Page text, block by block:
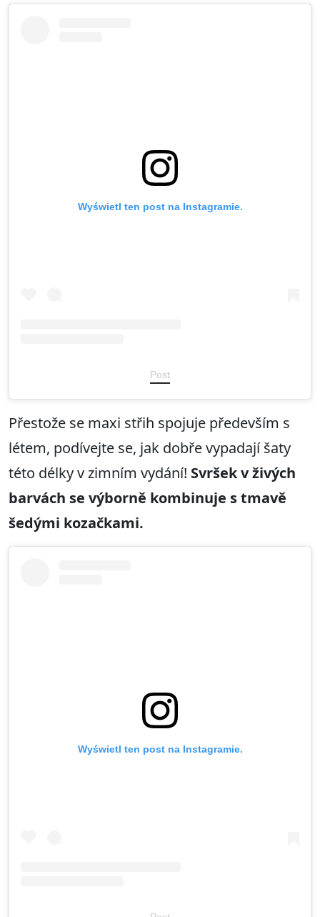
Wyświetl ten post na Instagramie.
Post
Přestože se maxi střih spojuje především s
létem, podívejte se, jak dobře vypadají šaty
této délky v zimním vydání! Svršek v živých
barvách se výborně kombinuje s tmavě
šedými kozačkami.
Wyświetl ten post na Instagramie.